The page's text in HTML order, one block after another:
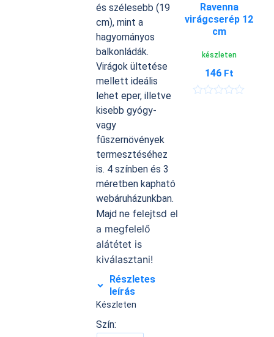
és szélesebb (19
cm), mint a
hagyományos
balkonládák.
Virágok ültetése
mellett ideális
lehet eper, illetve
kisebb gyógy-
vagy
fűszernövények
termesztéséhez
is. 4 színben és 3
méretben kapható
webáruházunkban.
Majd ne felejtsd el
a megfelelő
alátétet is
kiválasztani!
Részletes
leírás
Készleten
Szín:
Ravenna
virágcserép 12
cm
készleten
146 Ft